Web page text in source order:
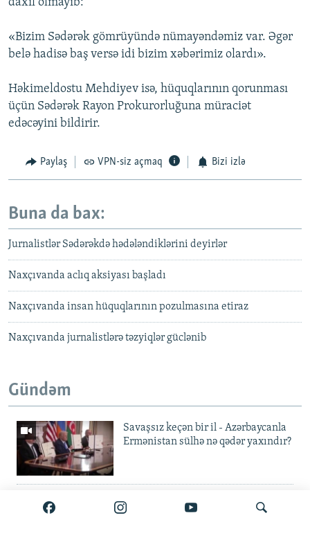
daxil olmayıb:
«Bizim Sədərək gömrüyündə nümayəndəmiz var. Əgər
belə hadisə baş versə idi bizim xəbərimiz olardı».
Həkimeldostu Mehdiyev isə, hüquqlarının qorunması
üçün Sədərək Rayon Prokurorluğuna müraciət
edəcəyini bildirir.
Paylaş VPN-siz açmaq Bizi izlə
Buna da bax:
Jurnalistlər Sədərəkdə hədələndiklərini deyirlər
Naxçıvanda aclıq aksiyası başladı
Naxçıvanda insan hüquqlarının pozulmasına etiraz
Naxçıvanda jurnalistlərə təzyiqlər güclənib
Gündəm
Savaşsız keçən bir il - Azərbaycanla
Ermənistan sülhə nə qədər yaxındır?
'Guya Əli Kərimliyə 850 min
göndərib' – keçmiş mühafizəçi